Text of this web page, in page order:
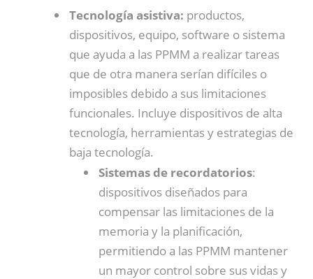
Tecnología asistiva: productos,
dispositivos, equipo, software o sistema
que ayuda a las PPMM a realizar tareas
que de otra manera serían difíciles o
imposibles debido a sus limitaciones
funcionales. Incluye dispositivos de alta
tecnología, herramientas y estrategias de
baja tecnología.
Sistemas de recordatorios:
dispositivos diseñados para
compensar las limitaciones de la
memoria y la planificación,
permitiendo a las PPMM mantener
un mayor control sobre sus vidas y